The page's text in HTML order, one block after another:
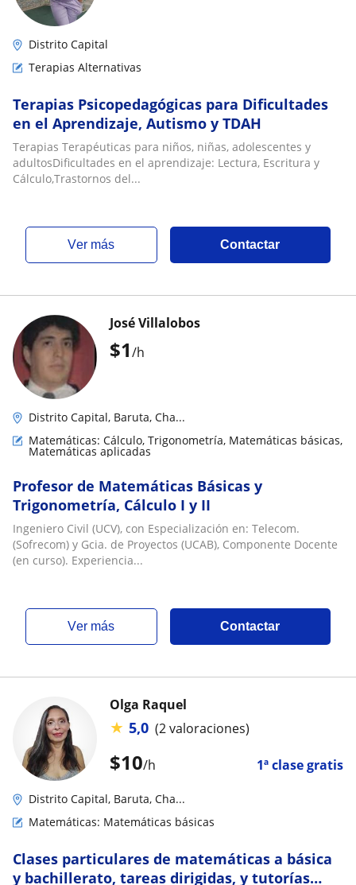
Distrito Capital
Terapias Alternativas
Terapias Psicopedagógicas para Dificultades
en el Aprendizaje, Autismo y TDAH
Terapias Terapéuticas para niños, niñas, adolescentes y
adultosDificultades en el aprendizaje: Lectura, Escritura y
Cálculo,Trastornos del...
ver más Contactar
$1/h
José Villalobos
Distrito Capital, Baruta, Cha...
Matemáticas: Cálculo, Trigonometría, Matemáticas básicas,
Matemáticas aplicadas
Profesor de Matemáticas Básicas y
Trigonometría, Cálculo I y II
Ingeniero Civil (UCV), con Especialización en: Telecom.
(Sofrecom) y Gcia. de Proyectos (UCAB), Componente Docente
(en curso). Experiencia...
ver más Contactar
$10/h 1ª clase gratis
Olga Raquel
★ 5,0 (2 valoraciones)
Distrito Capital, Baruta, Cha...
Matemáticas: Matemáticas básicas
Clases particulares de matemáticas a básica
y bachillerato, tareas dirigidas, y tutorías